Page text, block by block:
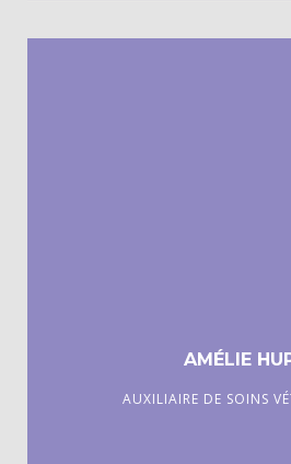
AMÉLIE
AUXILIAIRE DE SOINS